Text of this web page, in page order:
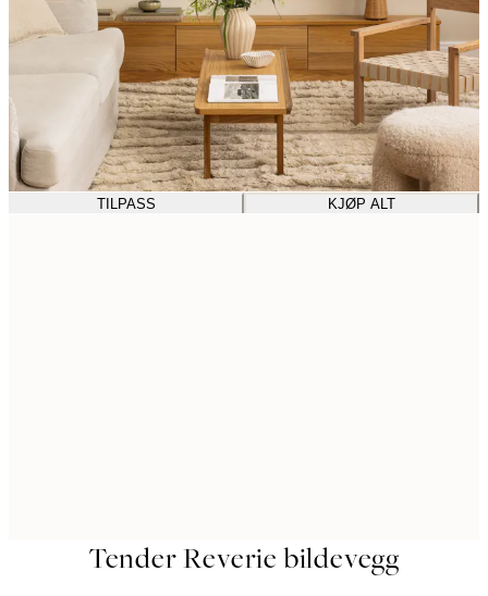
TILPASS KJØP ALT
Tender Reverie bildevegg